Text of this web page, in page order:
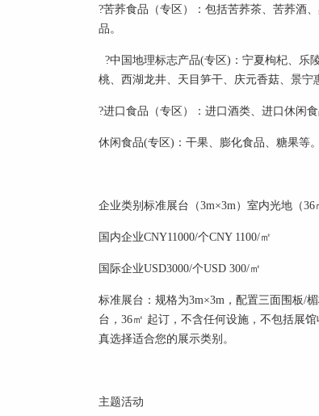
?苦荞食品（专区）：包括苦荞茶、苦荞酒
品。
?中国地理标志产品(专区)：宁夏枸杞、乐
桃、西湖龙井、天目笋干、庆元香菇、景宁
?进口食品（专区）：进口酒类、进口休闲
休闲食品(专区)：干果、膨化食品、糖果等。
企业类别 标准展台（3m×3m） 室内光地（36
国内企业CNY11000/个CNY 1100/㎡
国际企业USD3000/个USD 300/㎡
标准展台：规格为3m×3m，配置三面围板/
台，36㎡ 起订，不含任何设施，不包括展
真选择适合您的展示类别。
主题活动